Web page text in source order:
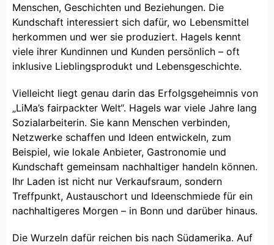
Menschen, Geschichten und Beziehungen. Die
Kundschaft interessiert sich dafür, wo Lebensmittel
herkommen und wer sie produziert. Hagels kennt
viele ihrer Kundinnen und Kunden persönlich – oft
inklusive Lieblingsprodukt und Lebensgeschichte.
Vielleicht liegt genau darin das Erfolgsgeheimnis von
„LiMa’s fairpackter Welt“. Hagels war viele Jahre lang
Sozialarbeiterin. Sie kann Menschen verbinden,
Netzwerke schaffen und Ideen entwickeln, zum
Beispiel, wie lokale Anbieter, Gastronomie und
Kundschaft gemeinsam nachhaltiger handeln können.
Ihr Laden ist nicht nur Verkaufsraum, sondern
Treffpunkt, Austauschort und Ideenschmiede für ein
nachhaltigeres Morgen – in Bonn und darüber hinaus.
Die Wurzeln dafür reichen bis nach Südamerika. Auf